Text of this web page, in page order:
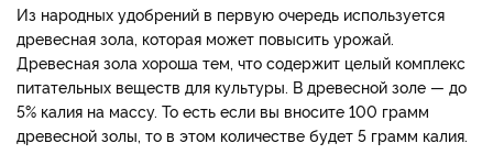
Из народных удобрений в первую очередь используется
древесная зола, которая может повысить урожай.
Древесная зола хороша тем, что содержит целый комплекс
питательных веществ для культуры. В древесной золе — до
5% калия на массу. То есть если вы вносите 100 грамм
древесной золы, то в этом количестве будет 5 грамм калия.